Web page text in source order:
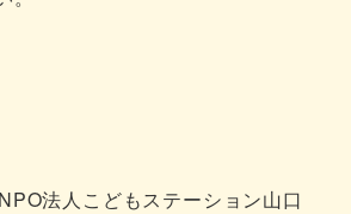
法人こどもステーション山口